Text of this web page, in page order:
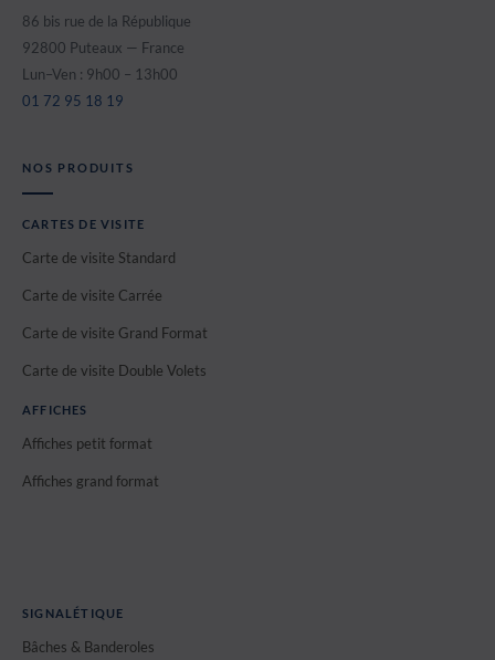
86 bis rue de la République
92800 Puteaux — France
Lun–Ven : 9h00 – 13h00
01 72 95 18 19
NOS PRODUITS
CARTES DE VISITE
Carte de visite Standard
Carte de visite Carrée
Carte de visite Grand Format
Carte de visite Double Volets
AFFICHES
Affiches petit format
Affiches grand format
SIGNALÉTIQUE
Bâches & Banderoles